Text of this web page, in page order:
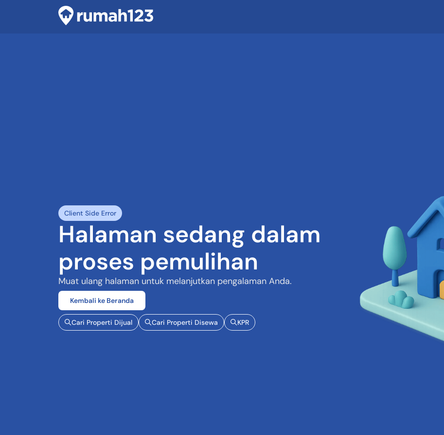
Client Side Error
Halaman sedang dalam
proses pemulihan
Muat ulang halaman untuk melanjutkan pengalaman Anda.
Kembali ke Beranda
Cari Properti Dijual Cari Properti Disewa KPR